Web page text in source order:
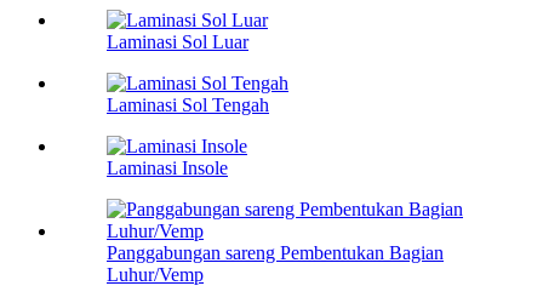
Laminasi Sol Luar
Laminasi Sol Tengah
Laminasi Insole
Panggabungan sareng Pembentukan Bagian
Luhur/Vemp